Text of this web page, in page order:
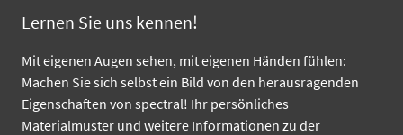
Lernen Sie uns kennen!
Mit eigenen Augen sehen, mit eigenen Händen fühlen:
Machen Sie sich selbst ein Bild von den herausragenden
Eigenschaften von spectral! Ihr persönliches
Materialmuster und weitere Informationen zu der